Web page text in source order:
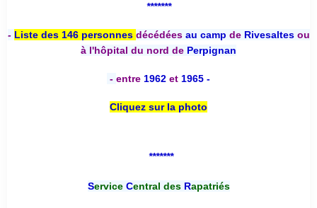
*******
- Liste des 146 personnes décédées au camp deRivesaltesou
à l'hôpital du nord de Perpignan
- entre 1962 et 1965 -
Cliquez sur la photo
*******
Service Central desRapatriés